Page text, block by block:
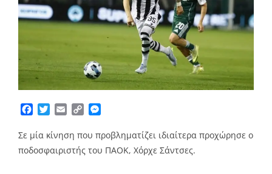
Facebook
TwitterEmailCopy
Σε μία κίνηση που προβληματίζει ιδιαίτερα προχώρησε ο
ποδοσφαιριστής του ΠΑΟΚ, Χόρχε Σάντσες.